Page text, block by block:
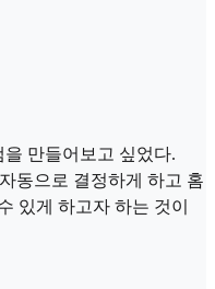
만들어보고 싶었다.
동으로 결정하게 하고 홈
있게 하고자 하는 것이